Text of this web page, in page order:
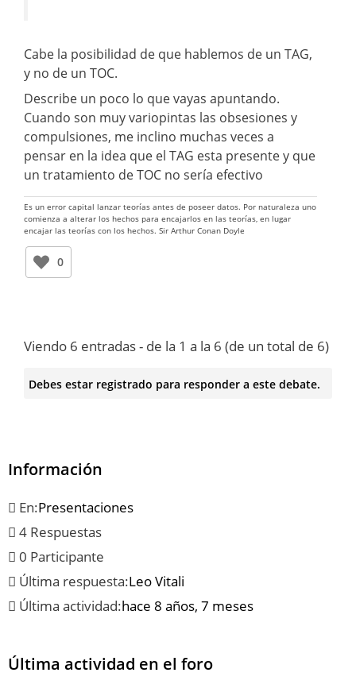
Cabe la posibilidad de que hablemos de un TAG,
y no de un TOC.
Describe un poco lo que vayas apuntando.
Cuando son muy variopintas las obsesiones y
compulsiones, me inclino muchas veces a
pensar en la idea que el TAG esta presente y que
un tratamiento de TOC no sería efectivo
Es un error capital lanzar teorías antes de poseer datos. Por naturaleza uno
comienza a alterar los hechos para encajarlos en las teorías, en lugar
encajar las teorías con los hechos. Sir Arthur Conan Doyle
0
Viendo 6 entradas - de la 1 a la 6 (de un total de 6)
Debes estar registrado para responder a este debate.
Información
En:Presentaciones
4 Respuestas
0 Participante
Última respuesta:Leo Vitali
Última actividad:hace 8 años, 7 meses
Última actividad en el foro